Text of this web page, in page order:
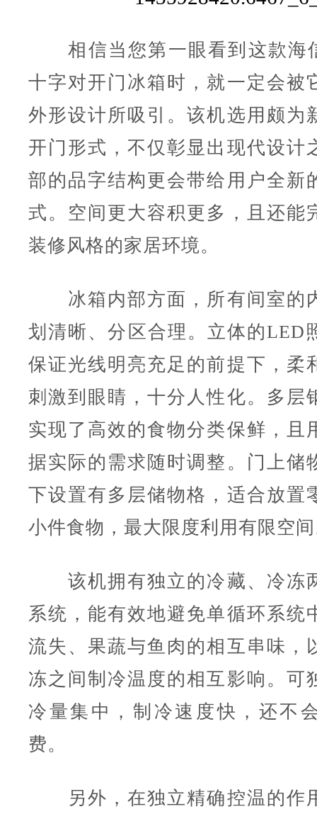
相信当您第一眼看到这款海
十字对开门冰箱时，就一定会被
外形设计所吸引。该机选用颇为
开门形式，不仅彰显出现代设计
部的品字结构更会带给用户全新
式。空间更大容积更多，且还能
装修风格的家居环境。
冰箱内部方面，所有间室的
划清晰、分区合理。立体的LED
保证光线明亮充足的前提下，柔
刺激到眼睛，十分人性化。多层
实现了高效的食物分类保鲜，且
据实际的需求随时调整。门上储
下设置有多层储物格，适合放置
小件食物，最大限度利用有限空
该机拥有独立的冷藏、冷冻
系统，能有效地避免单循环系统
流失、果蔬与鱼肉的相互串味，
冻之间制冷温度的相互影响。可
冷量集中，制冷速度快，还不
费。
另外，在独立精确控温的作